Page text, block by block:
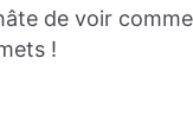
de voir
!